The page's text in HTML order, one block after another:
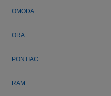
OMODA
ORA
PONTIAC
RAM